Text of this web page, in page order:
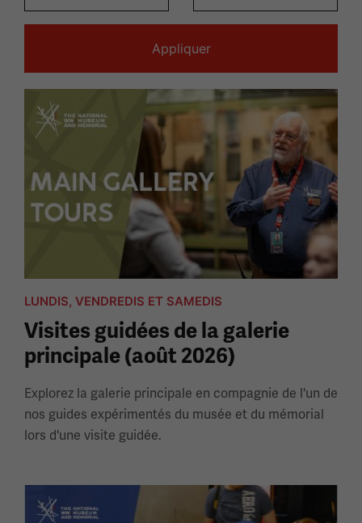
LUNDIS, VENDREDIS ET SAMEDIS
Visites guidées de la galerie
principale (août 2026)
Explorez la galerie principale en compagnie de l'un de
nos guides expérimentés du musée et du mémorial
lors d'une visite guidée.